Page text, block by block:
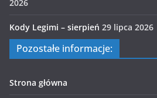
2026
Kody Legimi – sierpień 29 lipca 2026
Pozostałe informacje:
Strona główna